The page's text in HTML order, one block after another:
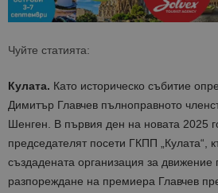
Чуйте статията:
Кулата. Като историческо събитие
Димитър Главчев пълноправното
Шенген. В първия ден на новата 2025
председателят посети ГКПП „Кулата“,
създадената организация за движение
разпореждане на премиера Главчев